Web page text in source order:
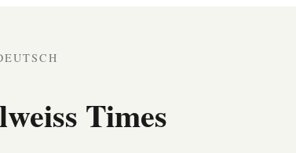
Times